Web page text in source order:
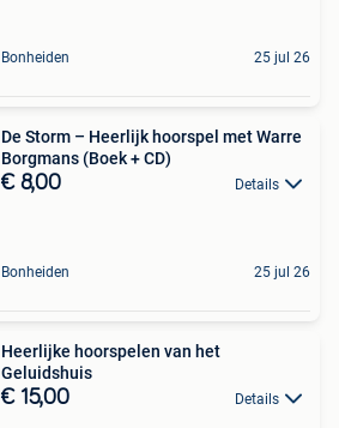
Bonheiden 25 jul 26
De Storm – Heerlijk hoorspel met Warre
Borgmans (Boek + CD)
€ 8,00 Details
Bonheiden 25 jul 26
Heerlijke hoorspelen van het
Geluidshuis
€ 15,00 Details